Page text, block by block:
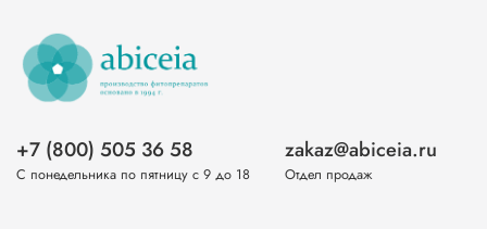
+7 (800) 505 36 58
С понедельника по пятницу с 9 до 18
zakaz@abiceia.ru
Отдел продаж